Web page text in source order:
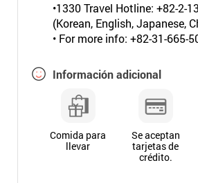
•1330 Travel Hotline: +82-2-
(Korean, English, Japanese,
• For more info: +82-31-665-
Información adicional
Comida para
llevar
Se aceptan
tarjetas de
crédito.